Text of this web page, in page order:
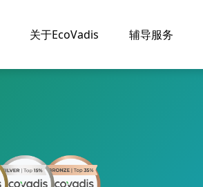
关于EcoVadis 辅导服务